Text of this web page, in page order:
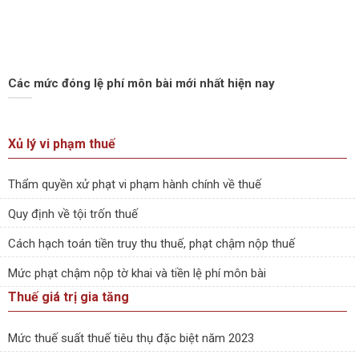
Các mức đóng lệ phí môn bài mới nhất hiện nay
Xủ lý vi phạm thuế
Thẩm quyền xử phạt vi phạm hành chính về thuế
Quy định về tội trốn thuế
Cách hạch toán tiền truy thu thuế, phạt chậm nộp thuế
Mức phạt chậm nộp tờ khai và tiền lệ phí môn bài
Thuế giá trị gia tăng
Mức thuế suất thuế tiêu thụ đặc biệt năm 2023